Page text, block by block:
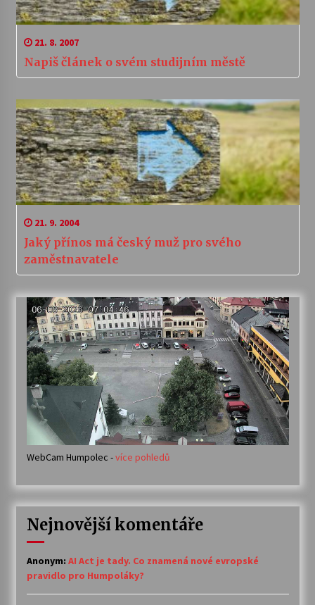
21. 8. 2007
Napiš článek o svém studijním městě
21. 9. 2004
Jaký přínos má český muž pro svého
zaměstnavatele
WebCam Humpolec -více pohledů
Nejnovější komentáře
Anonym: AI Act je tady. Co znamená nové evropské
pravidlo pro Humpoláky?